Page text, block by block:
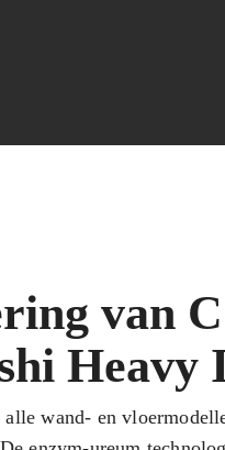
van
Heavy
wand- en